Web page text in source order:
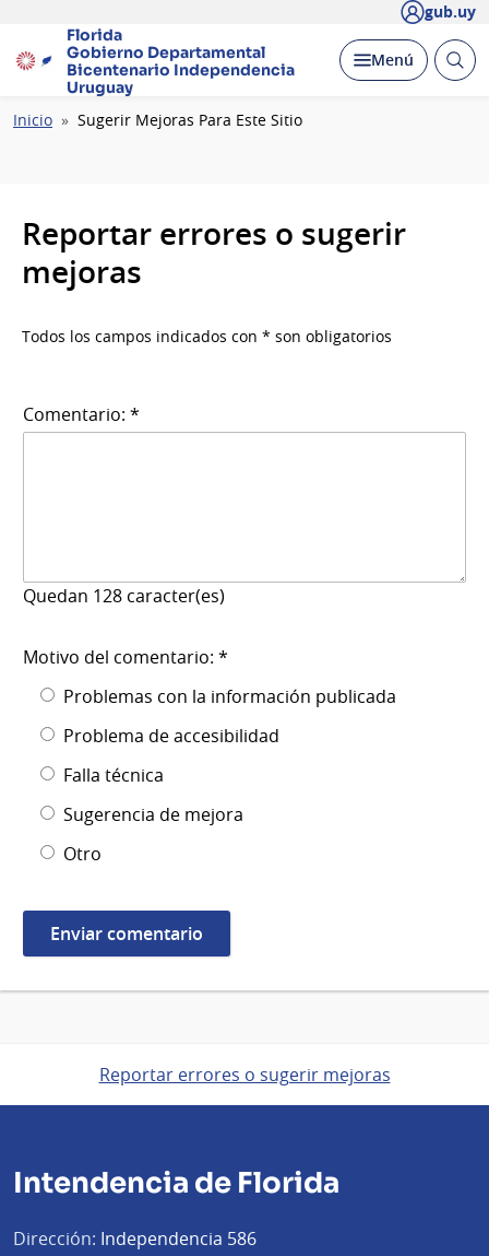
gub.uy
Florida
Gobierno Departamental
Bicentenario Independencia
Uruguay
Desplegar
Menú Abrir
Ruta
Inicio Sugerir Mejoras Para Este Sitio
Reportar errores o sugerir
mejoras
Todos los campos indicados con * son obligatorios
Comentario: *
Quedan 128 caracter(es)
Motivo del comentario: *
Problemas con la información publicada
Problema de accesibilidad
Falla técnica
Sugerencia de mejora
Otro
Reportar errores o sugerir mejoras
Intendencia de Florida
Dirección: Independencia 586